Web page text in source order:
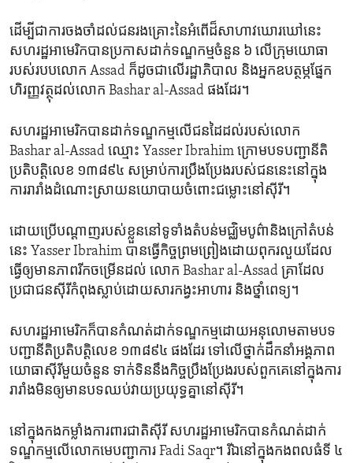
ដើម្បី​ជា​ការ​ចងចាំ​ដល់​ជន​រងគ្រោះ​នៃ​អំពើ​ដ៏​សាហាវ​ឃោរឃៅ​នេះ
សហរដ្ឋ​អាមេរិក​បាន​ប្រកាស​ដាក់​ទណ្ឌកម្ម​ចំនួន ៦ លើ​ក្រុម​យោធា​
របស់​របប​លោក Assad ក៏​ដូចជា​លើ​រដ្ឋាភិបាល និង​អ្នក​ឧបត្ថម្ភ​ផ្នែក​
ហិរញ្ញវត្ថុ​ដល់​លោក Bashar al-Assad ផង​ដែរ។
សហរដ្ឋ​អាមេរិក​បាន​ដាក់​ទណ្ឌកម្ម​លើ​ជន​ដៃដល់​របស់​លោក
Bashar al-Assad ឈ្មោះ Yasser Ibrahim ក្រោម​បទបញ្ជា​នីតិ
ប្រតិបត្តិ​លេខ ១៣៨៩៤ សម្រាប់​ការ​ប្រឹងប្រែង​របស់​ជន​នេះ​នៅ​ក្នុង​
ការ​រារាំង​ដំណោះស្រាយ​នយោបាយ​ចំពោះ​ជម្លោះ​នៅ​ស៊ីរី។
ដោយ​ប្រើ​បណ្តាញ​របស់​ខ្លួន​នៅ​ទូទាំង​តំបន់​មជ្ឈិមបូព៌ា​និង​ក្រៅ​តំបន់​
នេះ Yasser Ibrahim បាន​ធ្វើ​កិច្ចព្រមព្រៀង​ដោយ​ពុករលួយ​ដែល​
ធ្វើ​ឲ្យ​មាន​ភាពរីកចម្រើន​ដល់ លោក Bashar al-Assad គ្រា​ដែល​
ប្រជាជន​ស៊ីរី​កំពុង​ស្លាប់​ដោយសារ​កង្វះ​អាហារ និង​ថ្នាំពេទ្យ។
សហរដ្ឋ​អាមេរិក​ក៏​បាន​កំណត់​ដាក់​ទណ្ឌកម្ម​ដោយ​អនុលោម​តាម​បទ
បញ្ជា​នីតិប្រតិបត្តិ​លេខ ១៣៨៩៤ ផង​ដែរ ទៅ​លើ​ថ្នាក់ដឹកនាំ​អង្គភាព​
យោធា​ស៊ីរី​មួយ​ចំនួន ទាក់ទិន​នឹង​កិច្ច​ប្រឹងប្រែង​របស់​ពួកគេ​នៅ​ក្នុង​ការ​
រារាំង​មិន​ឲ្យ​មាន​បទឈប់​វាយ​ប្រយុទ្ធ​គ្នា​នៅ​ស៊ីរី។
នៅ​ក្នុង​កងកម្លាំង​ការពារ​ជាតិ​ស៊ីរី សហរដ្ឋ​អាមេរិក​បាន​កំណត់​ដាក់​
ទណ្ឌកម្ម​លើ​លោក​មេបញ្ជាការ Fadi Saqr។ រីឯ​នៅក្នុង​កងពល​ធំ​ទី ៤